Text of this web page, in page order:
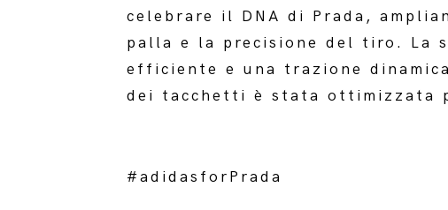
celebrare il DNA di Prada,
palla e la precisione del tiro. La
efficiente e una trazione
dei tacchetti è stata ottimizzata
#adidasforPrada